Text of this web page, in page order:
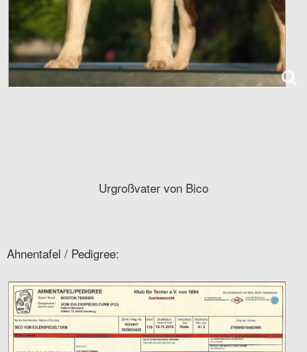
Urgroßvater von Bico
Ahnentafel / Pedigree: